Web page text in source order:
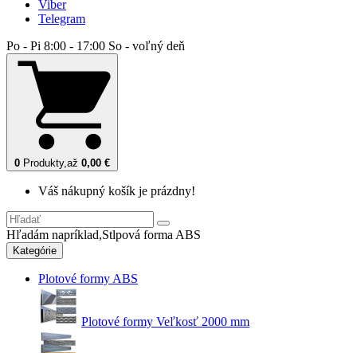
Viber
Telegram
Po - Pi 8:00 - 17:00 So - voľný deň
0 Produkty,až 0,00 €
Váš nákupný košík je prázdny!
Hľadám napríklad,Stlpová forma ABS
Kategórie
Plotové formy ABS
Plotové formy Veľkosť 2000 mm